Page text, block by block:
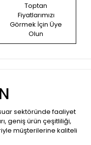
Toptan
Fiyatlarımızı
Görmek İçin Üye
Olun
sektöründe faaliyet
geniş ürün çeşitliliği,
müşterilerine kaliteli